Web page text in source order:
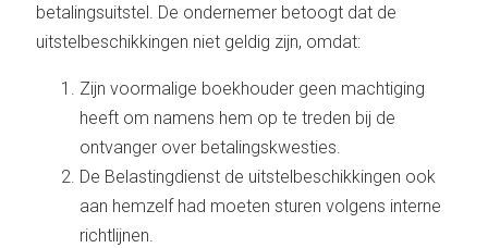
betalingsuitstel. De ondernemer betoogt dat de
uitstelbeschikkingen niet geldig zijn, omdat:
Zijn voormalige boekhouder geen machtiging
heeft om namens hem op te treden bij de
ontvanger over betalingskwesties.
De Belastingdienst de uitstelbeschikkingen ook
aan hemzelf had moeten sturen volgens interne
richtlijnen.